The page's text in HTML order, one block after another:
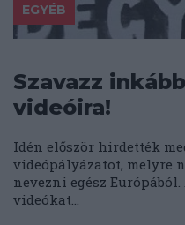
EGYÉB
Szavazz
videóira!
Idén először hirdették
videópályázatot, melyre
nevezni egész
videókat...